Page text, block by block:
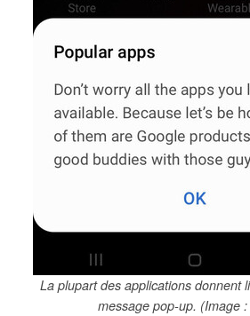
La plupart des applications donnent
message pop-up. (Image